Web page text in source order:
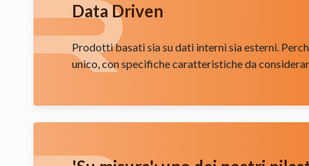
Data Driven
Prodotti basati sia su dati interni sia esterni.
unico, con specifiche caratteristiche da